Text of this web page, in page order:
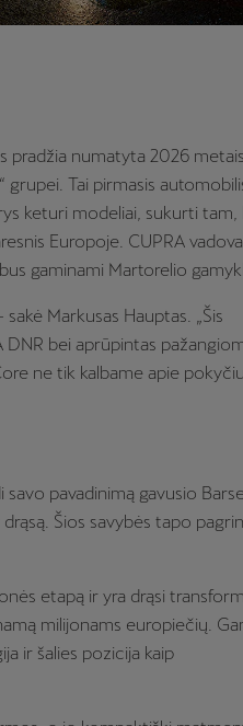
pradžia numatyta 2026
grupei. Tai pirmasis
keturi modeliai, sukurti tam,
Europoje. CUPRA
gaminami Martorelio
Markusas Hauptas. „Šis
bei aprūpintas
ne tik kalbame apie
savo pavadinimą gavusio
Šios savybės tapo
etapą ir yra drąsi
milijonams europiečių.
ir šalies pozicija kaip